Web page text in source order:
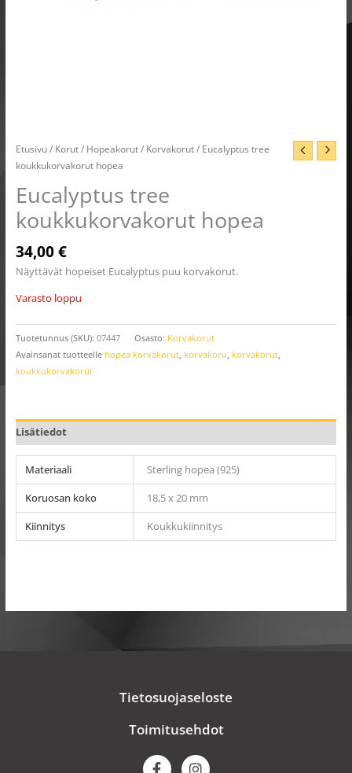
Etusivu/ Korut/ Hopeakorut/ Korvakorut/ Eucalyptus tree
koukkukorvakorut hopea
Eucalyptus tree
koukkukorvakorut hopea
34,00€
Näyttävät hopeiset Eucalyptus puu korvakorut.
Varasto loppu
Tuotetunnus (SKU): 07447 Osasto: Korvakorut
Avainsanat tuotteelle hopea korvakorut, korvakoru korvakorut,
koukkukorvakorut
Lisätiedot
Materiaali
Sterling hopea (925)
Koruosan koko
18,5 x 20 mm
Kiinnitys
Koukkukiinnitys
Tietosuojaseloste
Toimitusehdot
F I